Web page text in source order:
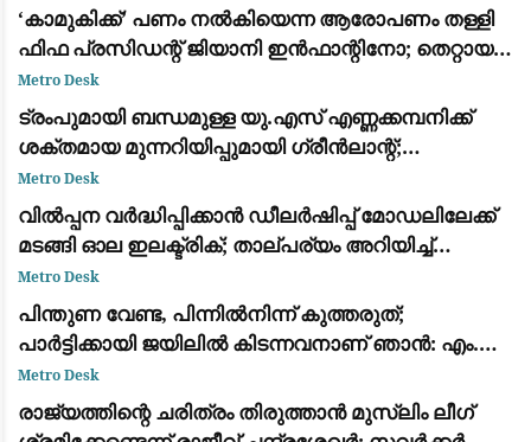
​‘കാമുകിക്ക്’ പണം നൽകിയെന്ന ആരോപണം തള്ളി
ഫിഫ പ്രസിഡന്റ് ജിയാനി ഇൻഫാന്റിനോ; തെറ്റായ
പ്രചാരണമെന്ന് പ്രതികരണം
Metro Desk
ട്രംപുമായി ബന്ധമുള്ള യു.എസ് എണ്ണക്കമ്പനിക്ക്
ശക്തമായ മുന്നറിയിപ്പുമായി ഗ്രീൻലാന്റ്;
അനുമതിയില്ലാതെ ഡ്രില്ലിംഗ് ഉപകരണങ്ങൾ
എത്തിച്ചതിൽ അമർഷം
Metro Desk
വിൽപ്പന വർദ്ധിപ്പിക്കാൻ ഡീലർഷിപ്പ് മോഡലിലേക്ക്
മടങ്ങി ഓല ഇലക്ട്രിക്; താല്പര്യം അറിയിച്ച്
ആയിരത്തോളം പേർ
Metro Desk
പിന്തുണ വേണ്ട, പിന്നിൽനിന്ന് കുത്തരുത്;
പാർട്ടിക്കായി ജയിലിൽ കിടന്നവനാണ് ഞാൻ: എം.വി.
ജയരാജന് മറുപടിയുമായി അർജുൻ ആയങ്കി
Metro Desk
രാജ്യത്തിന്റെ ചരിത്രം തിരുത്താൻ മുസ്ലിം ലീഗ്